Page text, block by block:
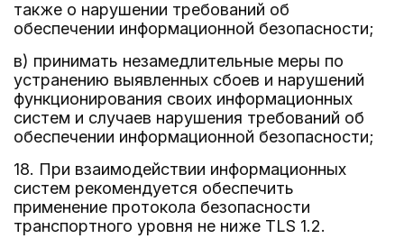
также о нарушении требований об
обеспечении информационной безопасности;
в) принимать незамедлительные меры по
устранению выявленных сбоев и нарушений
функционирования своих информационных
систем и случаев нарушения требований об
обеспечении информационной безопасности;
18. При взаимодействии информационных
систем рекомендуется обеспечить
применение протокола безопасности
транспортного уровня не ниже TLS 1.2.